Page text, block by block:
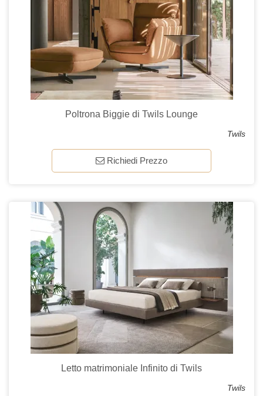
Poltrona Biggie di Twils Lounge
Twils
Richiedi Prezzo
Letto matrimoniale Infinito di Twils
Twils